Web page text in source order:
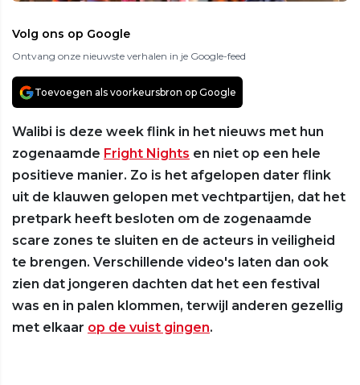
Volg ons op Google
Ontvang onze nieuwste verhalen in je Google-feed
Toevoegen als voorkeursbron op Google
Walibi is deze week flink in het nieuws met hun
zogenaamde Fright Nights en niet op een hele
positieve manier. Zo is het afgelopen dater flink
uit de klauwen gelopen met vechtpartijen, dat het
pretpark heeft besloten om de zogenaamde
scare zones te sluiten en de acteurs in veiligheid
te brengen. Verschillende video's laten dan ook
zien dat jongeren dachten dat het een festival
was en in palen klommen, terwijl anderen gezellig
met elkaar op de vuist gingen.